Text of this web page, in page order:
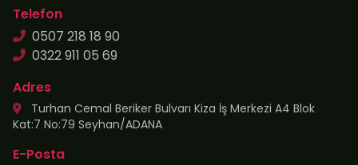
Telefon
0507 218 18 90
0322 911 05 69
Adres
Turhan Cemal Beriker Bulvarı Kiza İş Merkezi A4 Blok
Kat:7 No:79 Seyhan/ADANA
E-Posta